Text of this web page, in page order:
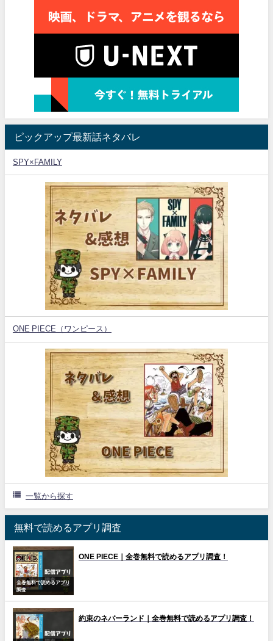
ピックアップ最新話ネタバレ
SPY×FAMILY
ONE PIECE（ワンピース）
一覧から探す
無料で読めるアプリ調査
全巻無料で読めるアプリ
調査
ONE PIECE｜全巻無料で読めるアプリ調査！
約束のネバーランド｜全巻無料で読めるアプリ調査！